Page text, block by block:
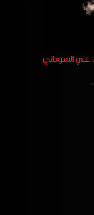
السوداني